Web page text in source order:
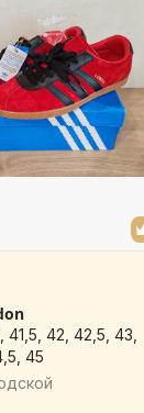
41,5, 42, 42,5, 43,
45